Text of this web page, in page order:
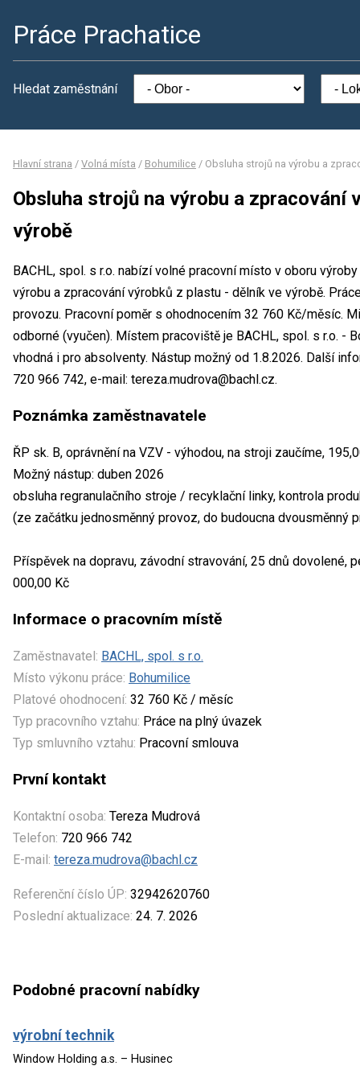
Práce Prachatice
Hledat zaměstnání
Hlavní strana / Volná místa / Bohumilice / Obsluha strojů na výrobu a
Obsluha strojů na výrobu a zpracování
výrobě
BACHL, spol. s r.o. nabízí volné pracovní místo v oboru
výrobu a zpracování výrobků z plastu - dělník ve výrobě.
provozu. Pracovní poměr s ohodnocením 32 760 Kč/měsíc.
odborné (vyučen). Místem pracoviště je BACHL, spol. s r.o. -
vhodná i pro absolventy. Nástup možný od 1.8.2026. Další
720 966 742, e-mail: tereza.mudrova@bachl.cz.
Poznámka zaměstnavatele
ŘP sk. B, oprávnění na VZV - výhodou, na stroji zaučíme,
Možný nástup: duben 2026
obsluha regranulačního stroje / recyklační linky, kontrola
(ze začátku jednosměnný provoz, do budoucna dvousměnný
Příspěvek na dopravu, závodní stravování, 25 dnů dovolené,
000,00 Kč
Informace o pracovním místě
Zaměstnavatel: BACHL, spol. s r.o.
Místo výkonu práce: Bohumilice
Platové ohodnocení: 32 760 Kč / měsíc
Typ pracovního vztahu: Práce na plný úvazek
Typ smluvního vztahu: Pracovní smlouva
První kontakt
Kontaktní osoba: Tereza Mudrová
Telefon: 720 966 742
E-mail: tereza.mudrova@bachl.cz
Referenční číslo ÚP: 32942620760
Poslední aktualizace: 24. 7. 2026
Podobné pracovní nabídky
výrobní technik
Window Holding a.s. – Husinec